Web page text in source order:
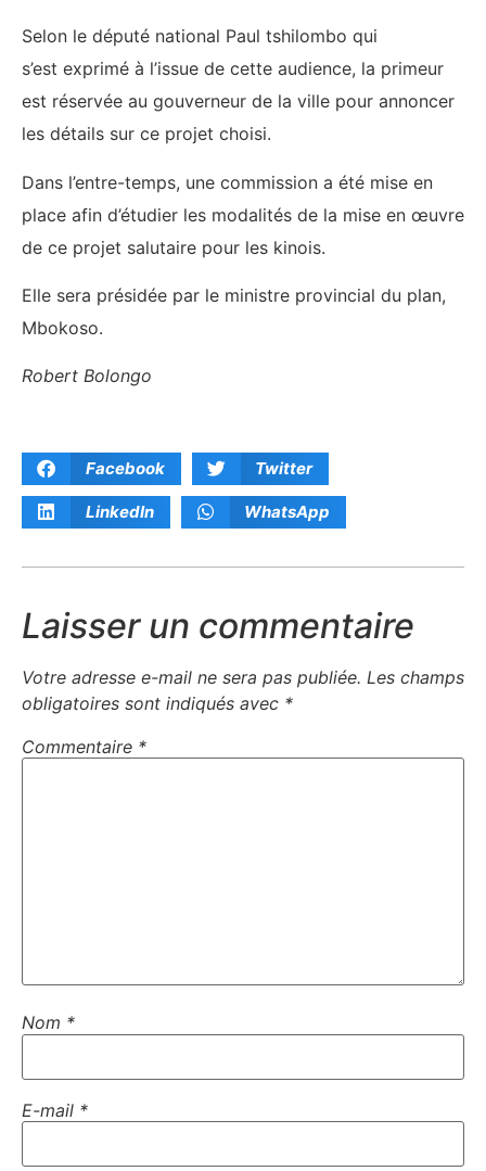
Selon le député national Paul tshilombo qui
s’est exprimé à l’issue de cette audience, la primeur
est réservée au gouverneur de la ville pour annoncer
les détails sur ce projet choisi.
Dans l’entre-temps, une commission a été mise en
place afin d’étudier les modalités de la mise en œuvre
de ce projet salutaire pour les kinois.
Elle sera présidée par le ministre provincial du plan,
Mbokoso.
Robert Bolongo
Facebook Twitter
LinkedIn WhatsApp
Laisser un commentaire
Votre adresse e-mail ne sera pas publiée. Les champs
obligatoires sont indiqués avec *
Commentaire *
Nom *
E-mail *